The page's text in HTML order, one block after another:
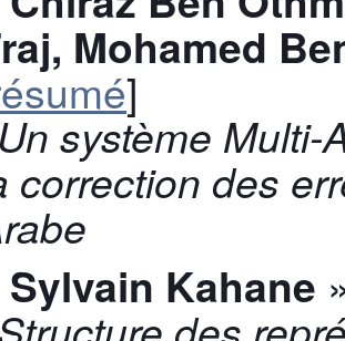
Mohamed
]
Un système Multi-
correction des
Sylvain Kahane